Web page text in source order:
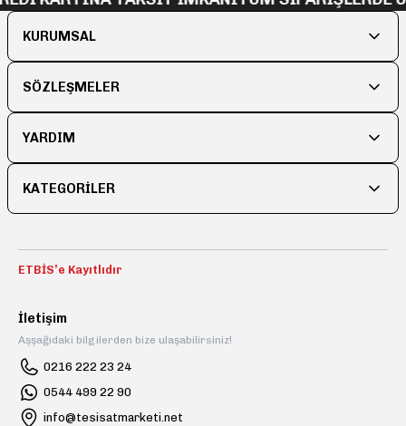
Bu ürüne benzer farklı alternatifler olmalı.
Gönder
KURUMSAL
SÖZLEŞMELER
YARDIM
KATEGORİLER
ETBİS’e Kayıtlıdır
İletişim
Aşşağıdaki bilgilerden bize ulaşabilirsiniz!
0216 222 23 24
0544 499 22 90
info@tesisatmarketi.net